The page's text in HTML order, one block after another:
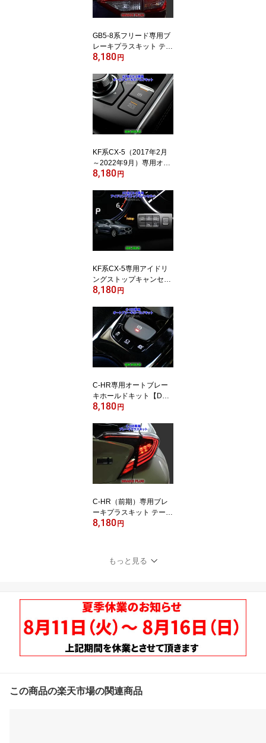
GB5-8系フリード専用ブ
レーキプラスキット テー
ル LED 4灯化 全灯化
8,180 円
KF系CX-5（2017年2月
～2022年9月）専用オー
トブレーキホールドキッ
8,180 円
KF系CX-5専用アイドリ
ングストップキャンセラ
ー【DK-IDLE】 自動キャ
8,180 円
C-HR専用オートブレー
キホールドキット【DK-
HOLD】 自動オン
8,180 円
C-HR（前期）専用ブレ
ーキプラスキット テール
LED 4灯化 全灯化
8,180 円
もっと見る
この商品の楽天市場の関連商品